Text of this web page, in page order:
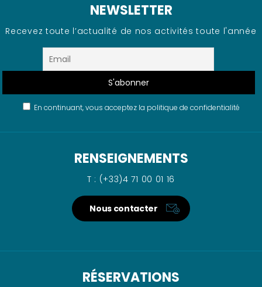
NEWSLETTER
Recevez toute l’actualité de nos activités toute l'année
En continuant, vous acceptez la politique de confidentialité
RENSEIGNEMENTS
T : (+33)4 71 00 01 16
Nous contacter
RÉSERVATIONS